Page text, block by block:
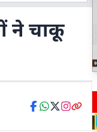
ने चाकू